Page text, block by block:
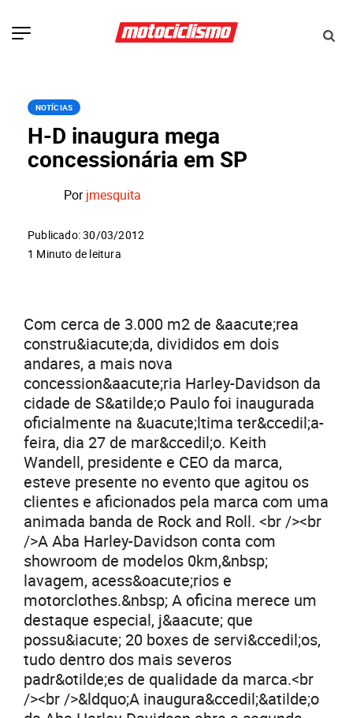
NOTÍCIAS
H-D inaugura mega
concessionária em SP
Porjmesquita
Publicado: 30/03/2012
1 Minuto de leitura
Com cerca de 3.000 m2 de &aacute;rea
constru&iacute;da, divididos em dois
andares, a mais nova
concession&aacute;ria Harley-Davidson da
cidade de S&atilde;o Paulo foi inaugurada
oficialmente na &uacute;ltima ter&ccedil;a-
feira, dia 27 de mar&ccedil;o. Keith
Wandell, presidente e CEO da marca,
esteve presente no evento que agitou os
clientes e aficionados pela marca com uma
animada banda de Rock and Roll. <br /><br
/>A Aba Harley-Davidson conta com
showroom de modelos 0km,&nbsp;
lavagem, acess&oacute;rios e
motorclothes.&nbsp; A oficina merece um
destaque especial, j&aacute; que
possu&iacute; 20 boxes de servi&ccedil;os,
tudo dentro dos mais severos
padr&otilde;es de qualidade da marca.<br
/><br />&ldquo;A inaugura&ccedil;&atilde;o